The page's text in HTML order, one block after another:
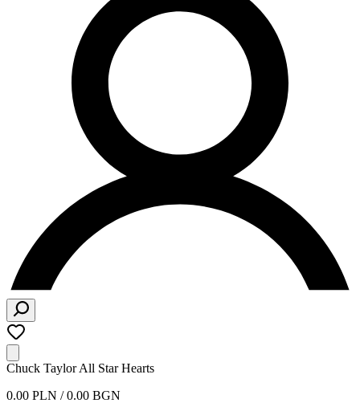
Chuck Taylor All Star Hearts
0.00 PLN / 0.00 BGN